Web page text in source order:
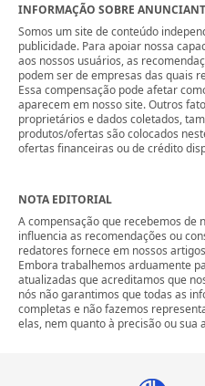
INFORMAÇÃO SOBRE
Somos um site de conteúdo
publicidade. Para apoiar nossa
aos nossos usuários, as
podem ser de empresas das quais
Essa compensação pode afetar
aparecem em nosso site. Outros
proprietários e dados coletados,
produtos/ofertas são colocados
ofertas financeiras ou de crédito
NOTA EDITORIAL
A compensação que recebemos de
influencia as recomendações ou
redatores fornece em nossos
Embora trabalhemos arduamente
atualizadas que acreditamos que
nós não garantimos que todas as
completas e não fazemos
elas, nem quanto à precisão ou sua